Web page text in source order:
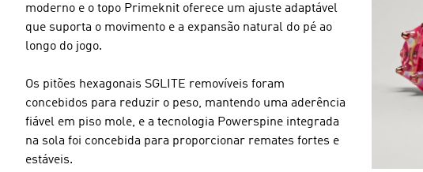
moderno e o topo Primeknit oferece um ajuste adaptável
que suporta o movimento e a expansão natural do pé ao
longo do jogo.
Os pitões hexagonais SGLITE removíveis foram
concebidos para reduzir o peso, mantendo uma aderência
fiável em piso mole, e a tecnologia Powerspine integrada
na sola foi concebida para proporcionar remates fortes e
estáveis.